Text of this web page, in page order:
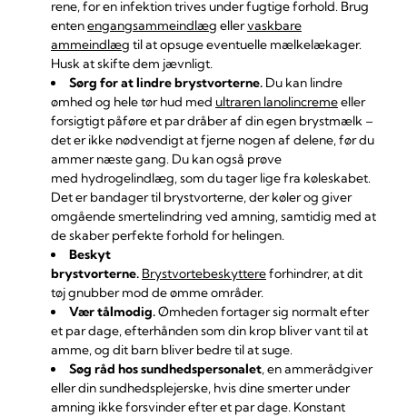
rene, for en infektion trives under fugtige forhold. Brug
entenengangsammeindlæg ellervaskbare
ammeindlæg til at opsuge eventuelle mælkelækager.
Husk at skifte dem jævnligt.
Sørg for at lindre brystvorterne. Du kan lindre
ømhed og hele tør hud med ultraren lanolincremeeller
forsigtigt påføre et par dråber af din egen brystmælk –
det er ikke nødvendigt at fjerne nogen af delene, før du
ammer næste gang. Du kan også prøve
med hydrogelindlæg, som du tager lige fra køleskabet.
Det er bandager til brystvorterne, der køler og giver
omgående smertelindring ved amning, samtidig med at
de skaber perfekte forhold for helingen.
Beskyt
brystvorterne. Brystvortebeskyttereforhindrer, at dit
tøj gnubber mod de ømme områder.
Vær tålmodig.Ømheden fortager sig normalt efter
et par dage, efterhånden som din krop bliver vant til at
amme, og dit barn bliver bedre til at suge.
Søg råd hos sundhedspersonalet, en ammerådgiver
eller din sundhedsplejerske, hvis dine smerter under
amning ikke forsvinder efter et par dage. Konstant